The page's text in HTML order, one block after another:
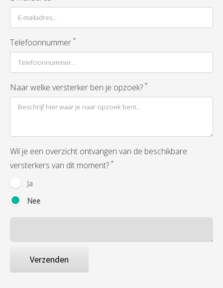
Telefoonnummer *
Naar welke versterker ben je opzoek? *
Wil je een overzicht ontvangen van de beschikbare
versterkers van dit moment? *
Ja
Nee
Verzenden